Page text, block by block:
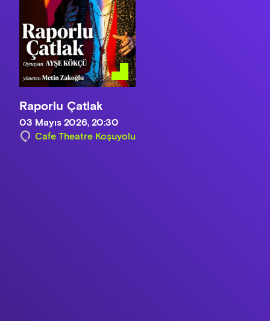
Raporlu Çatlak
03 Mayıs 2026, 20:30
Cafe Theatre Koşuyolu